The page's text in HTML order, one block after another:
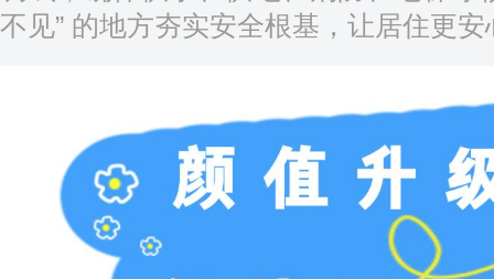
不见” 的地方夯实安全根基，让居住更